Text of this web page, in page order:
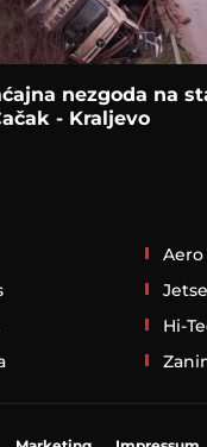
nezgoda na
- Kraljevo
Aero
Hi-